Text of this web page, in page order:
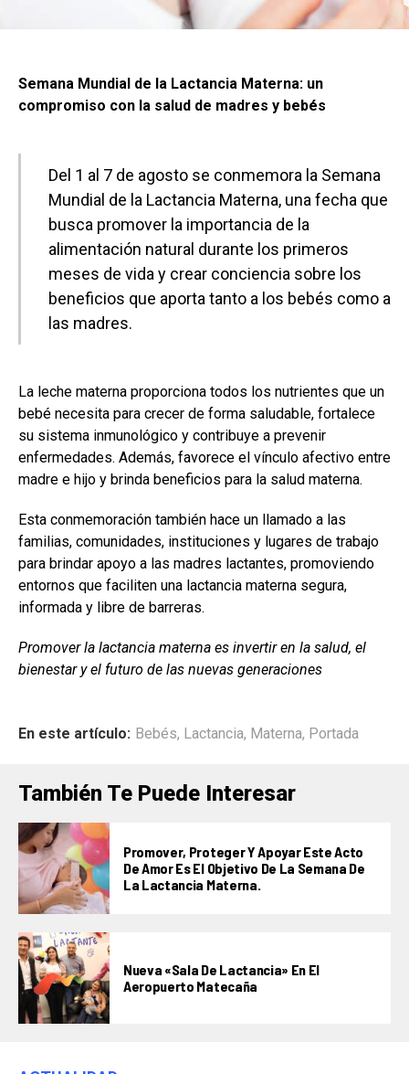
Semana Mundial de la Lactancia Materna: un
compromiso con la salud de madres y bebés
Del 1 al 7 de agosto se conmemora la Semana
Mundial de la Lactancia Materna, una fecha que
busca promover la importancia de la
alimentación natural durante los primeros
meses de vida y crear conciencia sobre los
beneficios que aporta tanto a los bebés como a
las madres.
La leche materna proporciona todos los nutrientes que un
bebé necesita para crecer de forma saludable, fortalece
su sistema inmunológico y contribuye a prevenir
enfermedades. Además, favorece el vínculo afectivo entre
madre e hijo y brinda beneficios para la salud materna.
Esta conmemoración también hace un llamado a las
familias, comunidades, instituciones y lugares de trabajo
para brindar apoyo a las madres lactantes, promoviendo
entornos que faciliten una lactancia materna segura,
informada y libre de barreras.
Promover la lactancia materna es invertir en la salud, el
bienestar y el futuro de las nuevas generaciones
En este artículo: Bebés, Lactancia, Materna, Portada
También Te Puede Interesar
Promover, Proteger Y Apoyar Este Acto
De Amor Es El Objetivo De La Semana De
La Lactancia Materna.
Nueva «Sala De Lactancia» En El
Aeropuerto Matecaña